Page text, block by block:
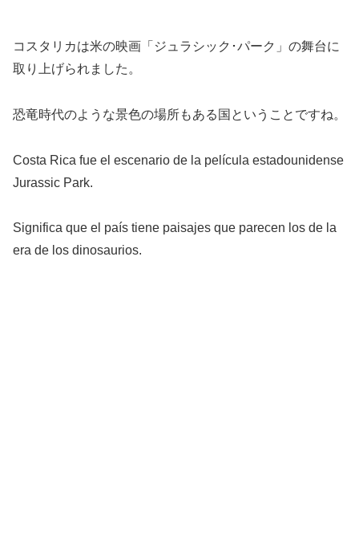
コスタリカは米の映画「ジュラシック･パーク」の舞台に
取り上げられました。
恐竜時代のような景色の場所もある国ということですね。
Costa Rica fue el escenario de la película estadounidense
Jurassic Park.
Significa que el país tiene paisajes que parecen los de la
era de los dinosaurios.